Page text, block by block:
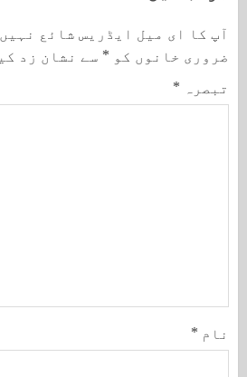
آپ کا ای میل ایڈریس شائع
ضروری خانوں کو * سے نشان زد
تبصرہ *
نام *